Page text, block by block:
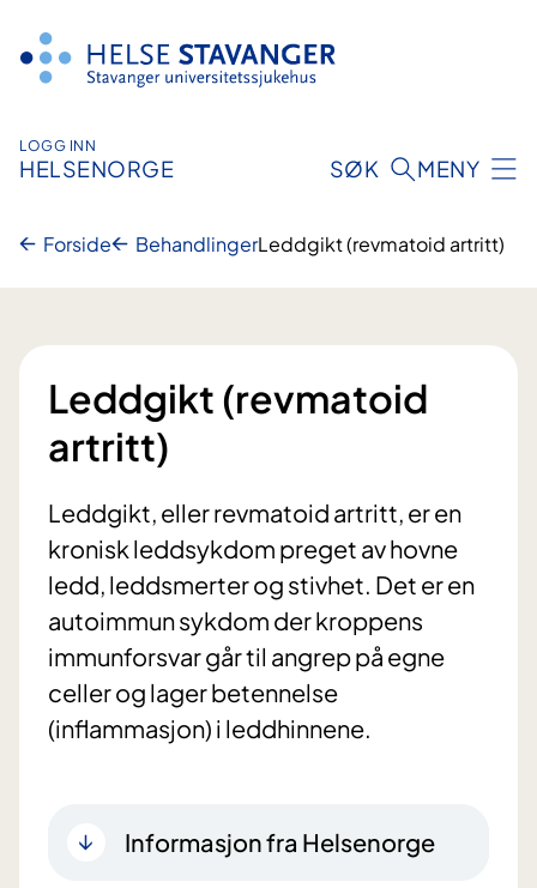
innhold
LOGG INN
HELSENORGE SØK MENY
Forside BehandlingerLeddgikt (revmatoid artritt)
Leddgikt (revmatoid
artritt)
Leddgikt, eller revmatoid artritt, er en
kronisk leddsykdom preget av hovne
ledd, leddsmerter og stivhet. Det er en
autoimmun sykdom der kroppens
immunforsvar går til angrep på egne
celler og lager betennelse
(inflammasjon) i leddhinnene.
Informasjon fra Helsenorge